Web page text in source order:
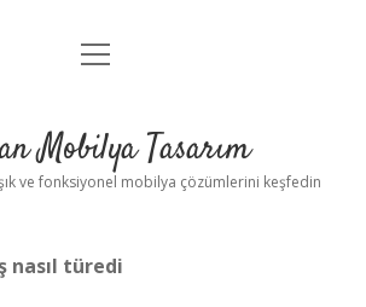
Anasayfa
Yasal Uyarı
menüyü
Mobilya Tasarım
ve fonksiyonel mobilya çözümlerini keşfedin
nasıl türedi